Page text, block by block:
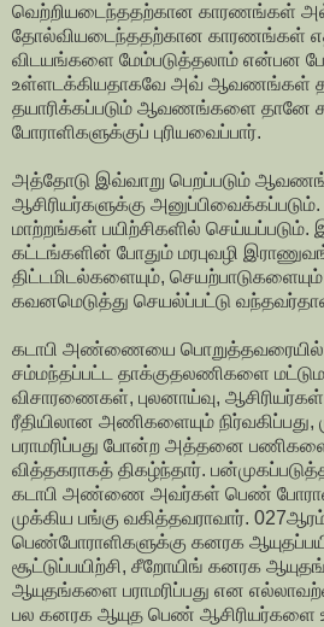
வெற்றியடைந்ததற்கான காரணங்கள்
தோல்வியடைந்ததற்கான காரணங்கள்
விடயங்களை மேம்படுத்தலாம் என்பன
உள்ளடக்கியதாகவே அவ் ஆவணங்கள்
தயாரிக்கப்படும் ஆவணங்களை தானே
போராளிகளுக்குப் புரியவைப்பார்.
அத்தோடு இவ்வாறு பெறப்படும்
ஆசிரியர்களுக்கு
மாற்றங்கள் பயிற்சிகளில்
கட்டங்களின் போதும் மரபுவழி
திட்டமிடல்களையும்,
கவனமெடுத்து செயல்ப்பட்டு
கடாபி அண்ணையை பொறுத்தவரையில்
சம்மந்தப்பட்ட தாக்குதலணிகளை
விசாரணைகள், புலனாய்வு,
ரீதியிலான அணிகளையும்
பராமரிப்பது போன்ற அத்தனை
வித்தகராகத் திகழ்ந்தார்.
கடாபி அண்ணை அவர்கள் பெண்
முக்கிய பங்கு வகித்தவராவார்.
பெண்போராளிகளுக்கு கனரக
சூட்டுப்பயிற்சி, சீறோயிங் கனரக
ஆயுதங்களை பராமரிப்பது என
பல கனரக ஆயுத பெண் ஆசிரியர்களை